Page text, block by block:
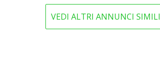
VEDI ALTRI ANNUNCI SIMILI